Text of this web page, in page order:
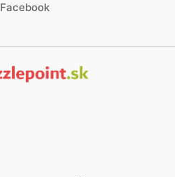
Facebook